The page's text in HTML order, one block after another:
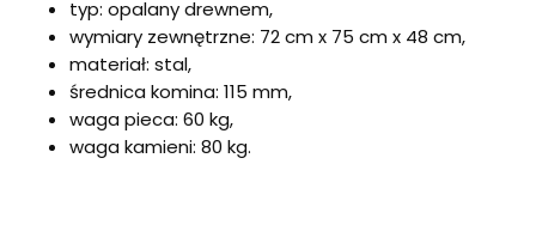
typ: opalany drewnem,
wymiary zewnętrzne: 72 cm x 75 cm x 48 cm,
materiał: stal,
średnica komina: 115 mm,
waga pieca: 60 kg,
waga kamieni: 80 kg.